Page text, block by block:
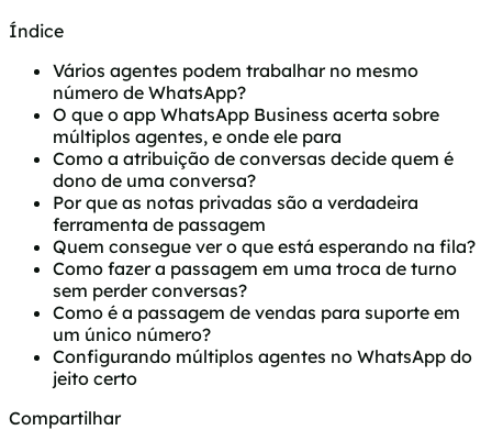
Índice
Vários agentes podem trabalhar no mesmo
número de WhatsApp?
O que o app WhatsApp Business acerta sobre
múltiplos agentes, e onde ele para
Como a atribuição de conversas decide quem é
dono de uma conversa?
Por que as notas privadas são a verdadeira
ferramenta de passagem
Quem consegue ver o que está esperando na fila?
Como fazer a passagem em uma troca de turno
sem perder conversas?
Como é a passagem de vendas para suporte em
um único número?
Configurando múltiplos agentes no WhatsApp do
jeito certo
Compartilhar